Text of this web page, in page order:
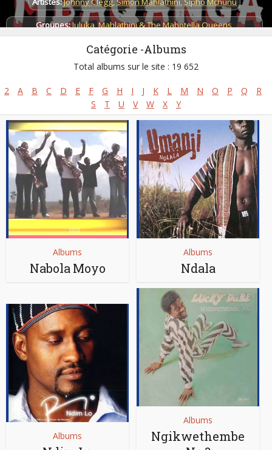
Groupes:Juluka,Mahlathini & The Mahotella Queens,
Pays: Afrique du Sud
Catégorie -Albums
Total albums sur le site : 19 652
2 A B C D E F G H I J K L M N O P Q
R
S
T U V W X Y
Albums
Nabola Moyo
Albums
Ndala
Albums
Albums
Ngikwethembe